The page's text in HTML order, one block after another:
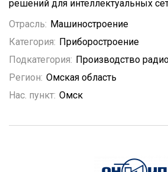
решений для интеллектуальных
Отрасль: Машиностроение
Категория: Приборостроение
Подкатегория: Производство
Регион: Омская область
Нас. пункт: Омск